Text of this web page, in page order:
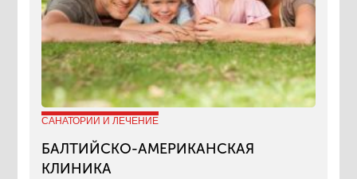
САНАТОРИИ И ЛЕЧЕНИЕ
БАЛТИЙСКО-АМЕРИКАНСКАЯ
КЛИНИКА